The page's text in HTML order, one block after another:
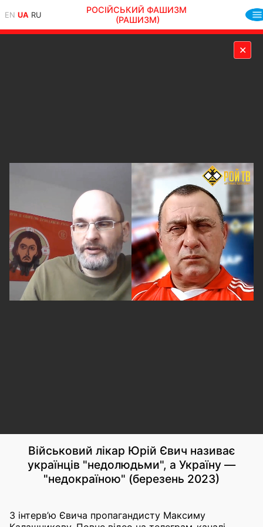
EN UA RU
РОСІЙСЬКИЙ ФАШИЗМ
(РАШИЗМ)
✕
Військовий лікар Юрій Євич називає
українців "недолюдьми", а Україну —
"недокраїною" (березень 2023)
З інтерв’ю Євича пропагандисту Максиму